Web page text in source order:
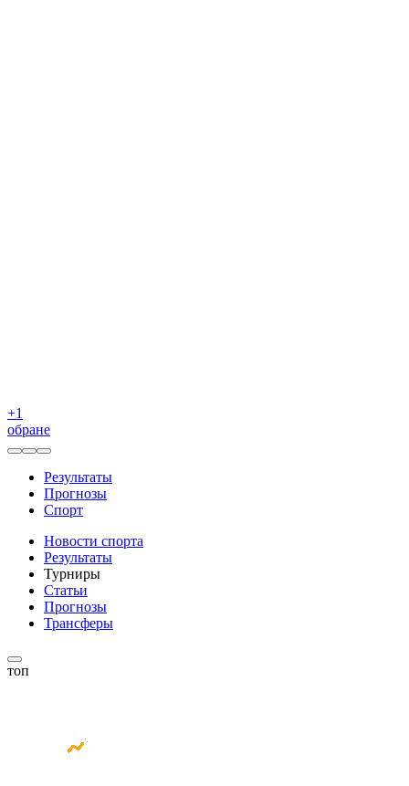
+1
обране
Результаты
Прогнозы
Спорт
Новости спорта
Результаты
Турниры
Статьи
Прогнозы
Трансферы
топ